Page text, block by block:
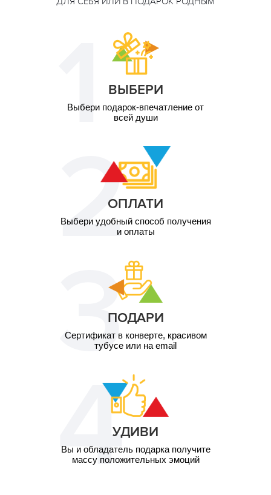
2 чел. / Со скрипачом
Романтический
завтрак\1 час
крыше\2 часа
ВЫБЕРИ
Выбери подарок-впечатление от
всей души
ОПЛАТИ
Выбери удобный способ получения
и оплаты
ПОДАРИ
Сертификат в конверте, красивом
тубусе или на email
УДИВИ
Вы и обладатель подарка получите
массу положительных эмоций